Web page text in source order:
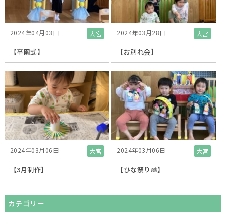
大宮
2024年04月03日
【卒園式】
大宮
2024年03月28日
【お別れ会】
大宮
2024年03月06日
【3月制作】
大宮
2024年03月06日
【ひな祭り🎎】
カテゴリー